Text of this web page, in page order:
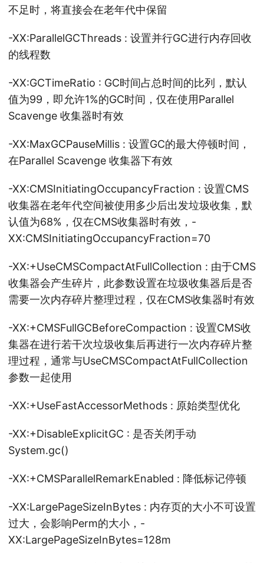
不足时，将直接会在老年代中保留
-XX:ParallelGCThreads : 设置并行GC进行内存回收
的线程数
-XX:GCTimeRatio : GC时间占总时间的比列，默认
值为99，即允许1%的GC时间，仅在使用Parallel
Scavenge 收集器时有效
-XX:MaxGCPauseMillis : 设置GC的最大停顿时间，
在Parallel Scavenge 收集器下有效
-XX:CMSInitiatingOccupancyFraction : 设置CMS
收集器在老年代空间被使用多少后出发垃圾收集，默
认值为68%，仅在CMS收集器时有效，-
XX:CMSInitiatingOccupancyFraction=70
-XX:+UseCMSCompactAtFullCollection : 由于CMS
收集器会产生碎片，此参数设置在垃圾收集器后是否
需要一次内存碎片整理过程，仅在CMS收集器时有效
-XX:+CMSFullGCBeforeCompaction : 设置CMS收
集器在进行若干次垃圾收集后再进行一次内存碎片整
理过程，通常与UseCMSCompactAtFullCollection
参数一起使用
-XX:+UseFastAccessorMethods : 原始类型优化
-XX:+DisableExplicitGC : 是否关闭手动
System.gc()
-XX:+CMSParallelRemarkEnabled : 降低标记停顿
-XX:LargePageSizeInBytes : 内存页的大小不可设置
过大，会影响Perm的大小，-
XX:LargePageSizeInBytes=128m